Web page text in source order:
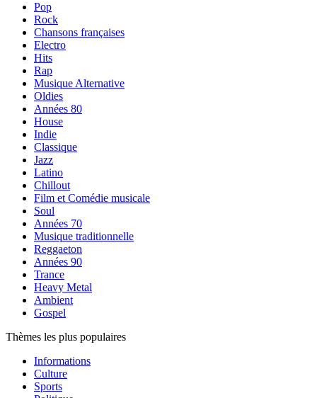
Pop
Rock
Chansons françaises
Electro
Hits
Rap
Musique Alternative
Oldies
Années 80
House
Indie
Classique
Jazz
Latino
Chillout
Film et Comédie musicale
Soul
Années 70
Musique traditionnelle
Reggaeton
Années 90
Trance
Heavy Metal
Ambient
Gospel
Thèmes les plus populaires
Informations
Culture
Sports